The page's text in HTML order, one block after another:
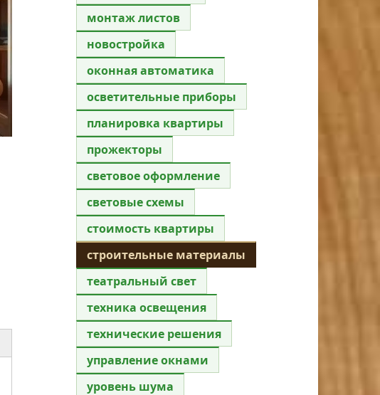
монтаж листов
новостройка
оконная автоматика
осветительные приборы
планировка квартиры
прожекторы
световое оформление
световые схемы
стоимость квартиры
строительные материалы
театральный свет
техника освещения
технические решения
управление окнами
уровень шума